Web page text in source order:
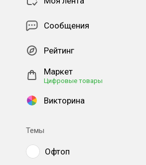
Сообщения
Рейтинг
Маркет
Цифровые товары
Викторина
Темы
Офтоп